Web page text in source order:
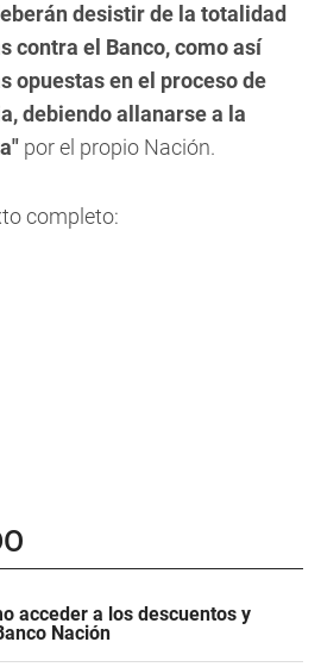
desistir de la totalidad
contra el Banco, como así
opuestas en el proceso de
debiendo allanarse a la
por el propio Nación.
completo:
acceder a los descuentos y
Nación